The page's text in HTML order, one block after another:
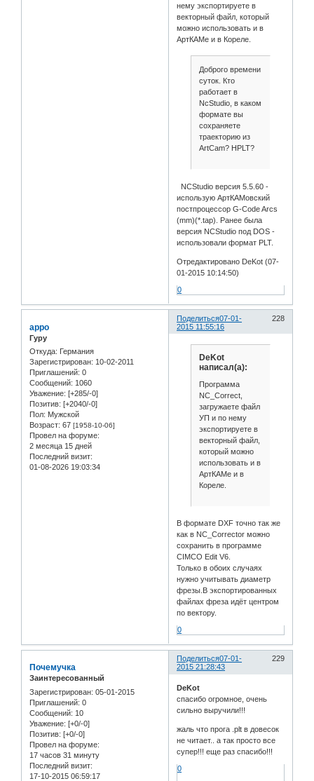
нему экспортируете в
векторный файл, который
можно использовать и в
АртКАМе и в Кореле.
Доброго времени
суток. Кто
работает в
NcStudio, в каком
формате вы
сохраняете
траекторию из
ArtCam? HPLT?
NCStudio версия 5.5.60 -
использую АртКАМовский
постпроцессор G-Code Arcs
(mm)(*.tap). Ранее была
версия NCStudio под DOS -
использовали формат PLT.
Отредактировано DeKot (07-
01-2015 10:14:50)
0
Поделиться 228
07-01-
2015 11:55:16
appo
Гуру
Откуда: Германия
Зарегистрирован: 10-02-2011
Приглашений: 0
Сообщений: 1060
Уважение: [+285/-0]
Позитив: [+2040/-0]
Пол: Мужской
Возраст: 67 [1958-10-06]
Провел на форуме:
2 месяца 15 дней
Последний визит:
01-08-2026 19:03:34
DeKot
написал(а):
Программа
NC_Correct,
загружаете файл
УП и по нему
экспортируете в
векторный файл,
который можно
использовать и в
АртКАМе и в
Кореле.
В формате DXF точно так же
как в NC_Corrector можно
сохранить в программе
CIMCO Edit V6.
Только в обоих случаях
нужно учитывать диаметр
фрезы.В экспортированных
файлах фреза идёт центром
по вектору.
0
Поделиться 229
07-01-
2015 21:28:43
Почемучка
Заинтересованный
Зарегистрирован: 05-01-2015
Приглашений: 0
Сообщений: 10
Уважение: [+0/-0]
Позитив: [+0/-0]
Провел на форуме:
17 часов 31 минуту
Последний визит:
17-10-2015 06:59:17
DeKot
спасибо огромное, очень
сильно выручили!!!
жаль что прога .plt в довесок
не читает.. а так просто все
супер!!! еще раз спасибо!!!
0